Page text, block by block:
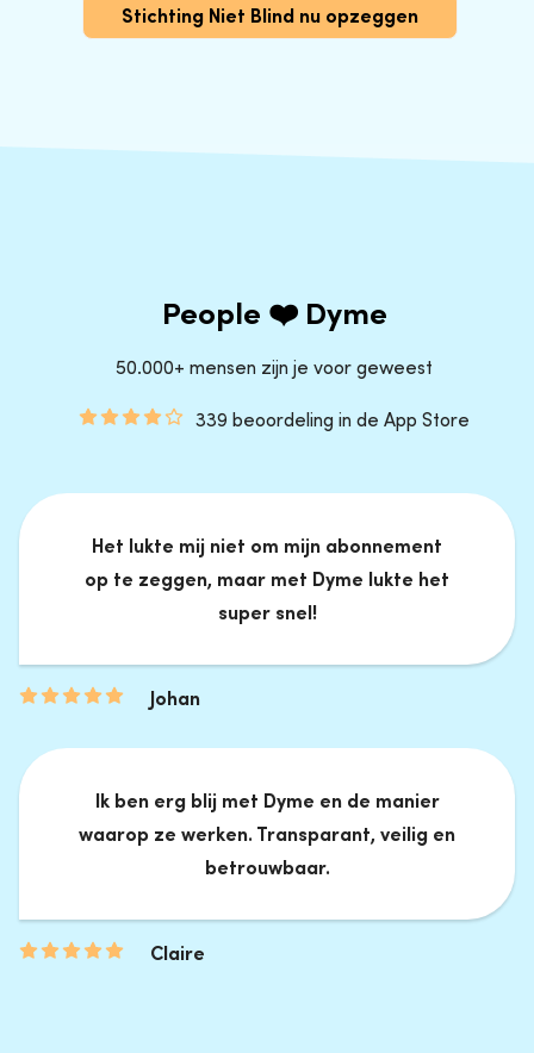
Stichting Niet Blind nu opzeggen
People ❤️ Dyme
50.000+ mensen zijn je voor geweest
339 beoordeling in de App Store
Het lukte mij niet om mijn abonnement
op te zeggen, maar met Dyme lukte het
super snel!
Johan
Ik ben erg blij met Dyme en de manier
waarop ze werken. Transparant, veilig en
betrouwbaar.
Claire